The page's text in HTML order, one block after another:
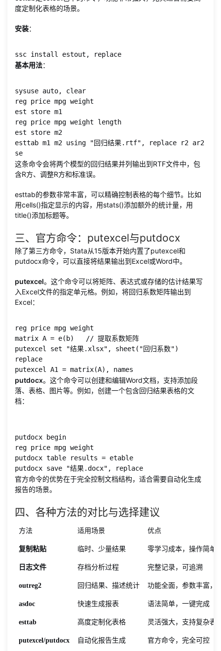
度定制化表格的场景。
安装：
ssc install estout, replace
基本用法：
sysuse auto, clear
reg price mpg weight
est store m1
reg price mpg weight length
est store m2
esttab m1 m2 using "回归结果.rtf", replace r2 ar2
se
这条命令会将两个模型的回归结果并列输出到RTF文件中，包
含R方、调整R方和标准误。
esttab的参数非常丰富，可以精确控制表格的每个细节。比如
用cells()指定显示的内容，用stats()添加额外的统计量，用
title()添加标题等。
三、官方命令：putexcel与putdocx
除了第三方命令，Stata从15版本开始内置了putexcel和
putdocx命令，可以直接将结果输出到Excel或Word中。
putexcel。这个命令可以将矩阵、表达式或存储的估计结果写
入Excel文件的指定单元格。例如，将回归系数矩阵输出到
Excel：
reg price mpg weight
matrix A = e(b)   // 提取系数矩阵
putexcel set "结果.xlsx", sheet("回归系数")
replace
putexcel A1 = matrix(A), names
putdocx。这个命令可以创建和编辑Word文档，支持添加段
落、表格、图片等。例如，创建一个包含回归结果表格的文
档：
putdocx begin
reg price mpg weight
putdocx table results = etable
putdocx save "结果.docx", replace
官方命令的优势在于完全控制文档结构，适合需要自动化生成
报告的场景。
四、各种方法的对比与选择建议
方法 适用场景 优点
复制粘贴 临时、少量结果 零学习成本，操作简单
日志文件 存档分析过程 完整记录，可追溯
outreg2 回归结果、描述统计 功能全面，参数丰富，
asdoc 快速生成报表 语法简单，一键完成
esttab 高度定制化表格 灵活强大，支持复杂表
putexcel/putdocx 自动化报告生成 官方命令，完全可控